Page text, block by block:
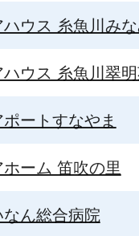
ハウス 糸魚川み
ハウス 糸魚川翠
ートすなやま
ーム 笛吹の里
なん総合病院